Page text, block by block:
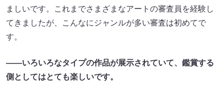
ましいです。これまでさまざまなアートの審査員を経験し
てきましたが、こんなにジャンルが多い審査は初めてで
す。
——いろいろなタイプの作品が展示されていて、鑑賞する
側としてはとても楽しいです。